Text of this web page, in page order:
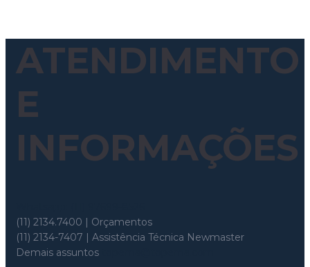
ATENDIMENTO
E
INFORMAÇÕES
(11) 2134.7400 | Orçamentos
(11) 2134-7407 | Assistência Técnica Newmaster
Demais assuntos